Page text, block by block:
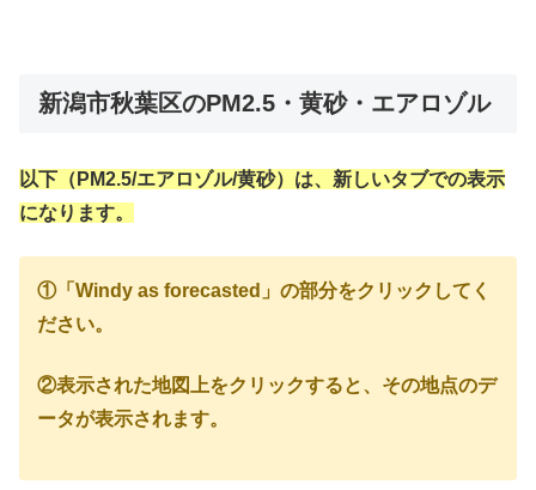
新潟市秋葉区のPM2.5・黄砂・エアロゾル
以下（PM2.5/エアロゾル/黄砂）は、新しいタブでの表示
になります。
①「Windy as forecasted」の部分をクリックしてく
ださい。
②表示された地図上をクリックすると、その地点のデ
ータが表示されます。